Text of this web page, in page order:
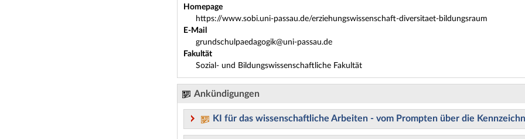
Homepage
https://www.sobi.uni-passau.de/erziehungswissenschaft-diversitaet-bildungsraum
E-Mail
grundschulpaedagogik@uni-passau.de
Fakultät
Sozial- und Bildungswissenschaftliche Fakultät
Ankündigungen
KI für das wissenschaftliche Arbeiten - vom Prompten über die